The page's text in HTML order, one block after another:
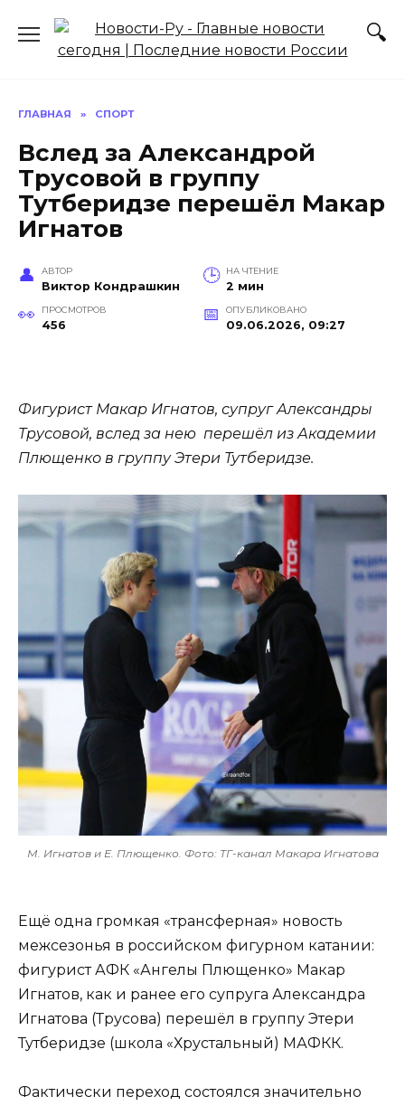
содержанию
ГЛАВНАЯ » СПОРТ
Вслед за Александрой
Трусовой в группу
Тутберидзе перешёл Макар
Игнатов
АВТОР
Виктор Кондрашкин
НА ЧТЕНИЕ
2 мин
ПРОСМОТРОВ
456
ОПУБЛИКОВАНО
09.06.2026, 09:27
Фигурист Макар Игнатов, супруг Александры
Трусовой, вслед за нею перешёл из Академии
Плющенко в группу Этери Тутберидзе.
М. Игнатов и Е. Плющенко. Фото: ТГ-канал Макара Игнатова
Ещё одна громкая «трансферная» новость
межсезонья в российском фигурном катании:
фигурист АФК «Ангелы Плющенко» Макар
Игнатов, как и ранее его супруга Александра
Игнатова (Трусова) перешёл в группу Этери
Тутберидзе (школа «Хрустальный) МАФКК.
Фактически переход состоялся значительно